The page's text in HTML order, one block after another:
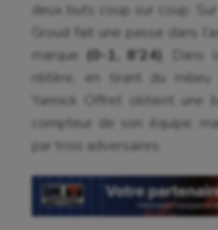
deux buts coup sur coup.
Groud fait une passe dans
marque (0-1, 8’24)
. Dans
réitère, en tirant du milieu
Yannick Offret obtient une
compteur de son équipe,
par trois adversaires.